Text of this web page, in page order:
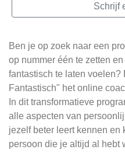
Schrijf
Ben je op zoek naar een
op nummer één te zetten
fantastisch te laten
Fantastisch" het online
In dit transformatieve
alle aspecten van
jezelf beter leert kennen en
persoon die je altijd al hebt